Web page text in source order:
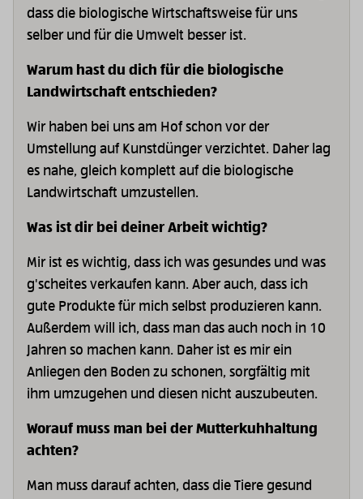
dass die biologische Wirtschaftsweise für uns
selber und für die Umwelt besser ist.
Warum hast du dich für die biologische
Landwirtschaft entschieden?
Wir haben bei uns am Hof schon vor der
Umstellung auf Kunstdünger verzichtet. Daher lag
es nahe, gleich komplett auf die biologische
Landwirtschaft umzustellen.
Was ist dir bei deiner Arbeit wichtig?
Mir ist es wichtig, dass ich was gesundes und was
g'scheites verkaufen kann. Aber auch, dass ich
gute Produkte für mich selbst produzieren kann.
Außerdem will ich, dass man das auch noch in 10
Jahren so machen kann. Daher ist es mir ein
Anliegen den Boden zu schonen, sorgfältig mit
ihm umzugehen und diesen nicht auszubeuten.
Worauf muss man bei der Mutterkuhhaltung
achten?
Man muss darauf achten, dass die Tiere gesund